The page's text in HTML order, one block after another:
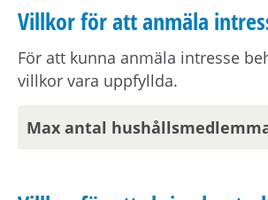
Om hyresvärden har villkor om
hushållsmedlemmar hämtar och
familjeuppgifter om dig, din
Villkor för att anmäla
För att kunna anmäla intresse
villkor vara uppfyllda.
Max antal